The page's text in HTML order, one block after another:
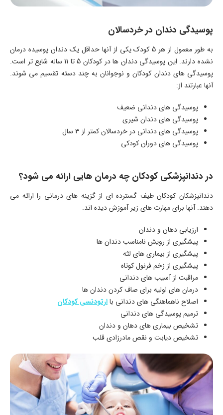
پوسیدگی دندان در خردسالان
به طور معمول از هر 5 کودک یکی از آنها حداقل یک دندان پوسیده درمان
نشده دارند. این پوسیدگی دندان ها در کودکان 5 تا 11 ساله شایع تر است.
پوسیدگی های دندان کودکان و نوجوانان به چند دسته تقسیم می شوند.
آنها عبارتند از:
پوسیدگی های دندانی ضعیف
پوسیدگی های دندان شیری
پوسیدگی های دندانی در خردسالان کمتر از 3 سال
پوسیدگی های دوران کودکی
در دندانپزشکی کودکان چه درمان هایی ارائه می شود؟
دندانپزشکان کودکان طیف گسترده ای از گزینه های درمانی را ارائه می
دهند. آنها برای مهارت های زیر آموزش دیده اند.
ارزیابی دهان و دندان
پیشگیری از رویش نامناسب دندان ها
پیشگیری از بیماری های لثه
پیشگیری از زخم فرنول کوتاه
مراقبت از آسیب های دندانی
درمان های اولیه برای صاف کردن دندان ها
اصلاح ناهماهنگی های دندانی باارتودنسی کودکان
ترمیم پوسیدگی های دندانی
تشخیص بیماری های دهان و دندان
تشخیص دیابت و نقص مادرزادی قلب